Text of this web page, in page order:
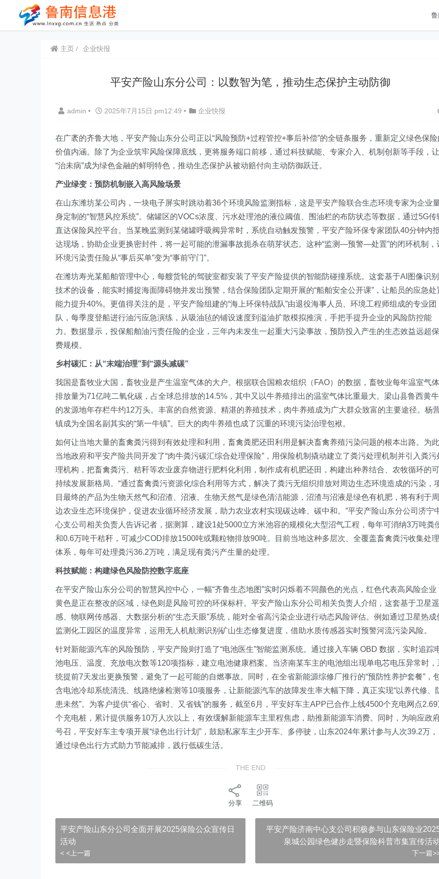
主页 企业快报
平安产险山东分公司：以数智为笔，推动生态保护主动防御
admin • 2025年7月15日 pm12:49 • 企业快报
在广袤的齐鲁大地，平安产险山东分公司正以“风险预防+过程管控+事后补偿”的全链条服务，重新定义绿色保险
价值内涵。除了为企业筑牢风险保障底线，更将服务端口前移，通过科技赋能、专家介入、机制创新等手段，让
“治未病”成为绿色金融的鲜明特色，推动生态保护从被动赔付向主动防御跃迁。
产业绿变：预防机制嵌入高风险场景
在山东潍坊某公司内，一块电子屏实时跳动着36个环境风险监测指标，这是平安产险联合生态环境专家为企业
身定制的“智慧风控系统”。储罐区的VOCs浓度、污水处理池的液位阈值、围油栏的布防状态等数据，通过5G传
直达保险风控平台。当某晚监测到某储罐呼吸阀异常时，系统自动触发预警，平安产险环保专家团队40分钟内
达现场，协助企业更换密封件，将一起可能的泄漏事故扼杀在萌芽状态。这种“监测—预警—处置”的闭环机制，
环境污染责任险从“事后买单”变为“事前守门”。
在潍坊寿光某船舶管理中心，每艘货轮的驾驶室都安装了平安产险提供的智能防碰撞系统。这套基于AI图像识别
技术的设备，能实时捕捉海面障碍物并发出预警，结合保险团队定期开展的“船舶安全公开课”，让船员的应急处
能力提升40%。更值得关注的是，平安产险组建的“海上环保特战队”由退役海事人员、环境工程师组成的专业团
队，每季度登船进行油污应急演练，从吸油毡的铺设速度到溢油扩散模拟推演，手把手提升企业的风险防控能
力。数据显示，投保船舶油污责任险的企业，三年内未发生一起重大污染事故，预防投入产生的生态效益远超保
费规模。
乡村碳汇：从“末端治理”到“源头减碳”
我国是畜牧业大国，畜牧业是产生温室气体的大户。根据联合国粮农组织（FAO）的数据，畜牧业每年温室气体
排放量为71亿吨二氧化碳，占全球总排放的14.5%，其中又以牛养殖排出的温室气体比重最大。梁山县鲁西黄牛
的发源地年存栏牛约12万头。丰富的自然资源、精湛的养殖技术，肉牛养殖成为广大群众致富的主要途径。杨
镇成为全国名副其实的“第一牛镇”。巨大的肉牛养殖也成了沉重的环境污染治理包袱。
如何让当地大量的畜禽粪污得到有效处理和利用，畜禽粪肥还田利用是解决畜禽养殖污染问题的根本出路。为此
当地政府和平安产险共同开发了“肉牛粪污碳汇综合处理保险”，用保险机制撬动建立了粪污处理机制并引入粪污
理机构，把畜禽粪污、秸秆等农业废弃物进行肥料化利用，制作成有机肥还田，构建出种养结合、农牧循环的可
持续发展新格局。“通过畜禽粪污资源化综合利用等方式，解决了粪污无组织排放对周边生态环境造成的污染，
目最终的产品为生物天然气和沼渣、沼液。生物天然气是绿色清洁能源，沼渣与沼液是绿色有机肥，将有利于周
边农业生态环境保护，促进农业循环经济发展，助力农业农村实现碳达峰、碳中和。”平安产险山东分公司济宁
心支公司相关负责人告诉记者，据测算，建设1处5000立方米池容的规模化大型沼气工程，每年可消纳3万吨粪
和0.6万吨干秸秆，可减少COD排放1500吨或颗粒物排放90吨。目前当地这种多层次、全覆盖畜禽粪污收集处理
体系，每年可处理粪污36.2万吨，满足现有粪污产生量的处理。
科技赋能：构建绿色风险防控数字底座
在平安产险山东分公司的智慧风控中心，一幅“齐鲁生态地图”实时闪烁着不同颜色的光点，红色代表高风险企业
黄色是正在整改的区域，绿色则是风险可控的环保标杆。平安产险山东分公司相关负责人介绍，这套基于卫星遥
感、物联网传感器、大数据分析的“生态天眼”系统，能对全省高污染企业进行动态风险评估。例如通过卫星热成
监测化工园区的温度异常，运用无人机航测识别矿山生态修复进度，借助水质传感器实时预警河流污染风险。
针对新能源汽车的风险预防，平安产险则打造了“电池医生”智能监测系统。通过接入车辆 OBD 数据，实时追踪
池电压、温度、充放电次数等120项指标，建立电池健康档案。当济南某车主的电池组出现单电芯电压异常时，
统提前7天发出更换预警，避免了一起可能的自燃事故。同时，在全省新能源综修厂推行的“预防性养护套餐”，
含电池冷却系统清洗、线路绝缘检测等10项服务，让新能源汽车的故障发生率大幅下降，真正实现“以养代修、
患未然”。为客户提供“省心、省时、又省钱”的服务，截至6月，平安好车主APP已合作上线4500个充电网点
个充电桩，累计提供服务10万人次以上，有效缓解新能源车主里程焦虑，助推新能源车消费。同时，为响应政
号召，平安好车主专项开展“绿色出行计划”，鼓励私家车主少开车、多停驶，山东2024年累计参与人次39.2万，
通过绿色出行方式助力节能减排，践行低碳生活。
THE END
分享 二维码
平安产险山东分公司全面开展2025保险公众宣传日
活动
< <上一篇
平安产险济南中心支公司积极参与山东保险业
泉城公园绿色健步走暨保险科普市集宣传活
下一篇